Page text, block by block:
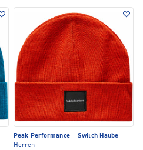
Peak Performance · Switch Haube
Herren